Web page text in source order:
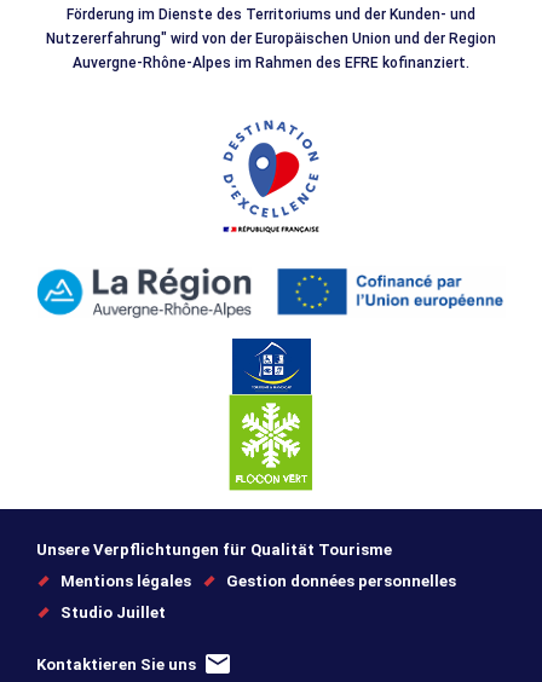
Förderung im Dienste des Territoriums und der Kunden- und
Nutzererfahrung" wird von der Europäischen Union und der Region
Auvergne-Rhône-Alpes im Rahmen des EFRE kofinanziert.
Unsere Verpflichtungen für Qualität Tourisme
Mentions légales
Gestion données personnelles
Studio Juillet
Kontaktieren Sie uns